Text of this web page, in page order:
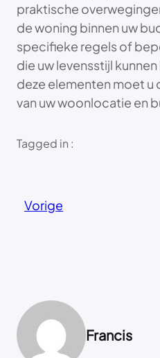
praktische
de woning binnen uw
specifieke regels of
die uw levensstijl
deze elementen moet u
van uw woonlocatie en
Tagged in :
Vorige
Francis